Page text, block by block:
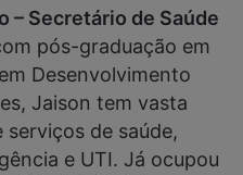
– Secretário de Saúde
pós-graduação em
Desenvolvimento
Jaison tem vasta
de saúde,
e UTI. Já ocupou